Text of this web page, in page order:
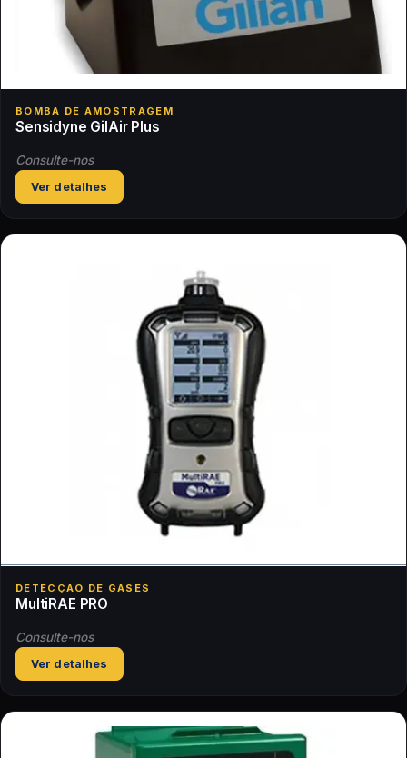
BOMBA DE AMOSTRAGEM
Sensidyne GilAir Plus
Consulte-nos
Ver detalhes
DETECÇÃO DE GASES
MultiRAE PRO
Consulte-nos
Ver detalhes